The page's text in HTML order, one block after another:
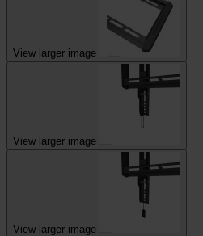
View larger image
View larger image
View larger image